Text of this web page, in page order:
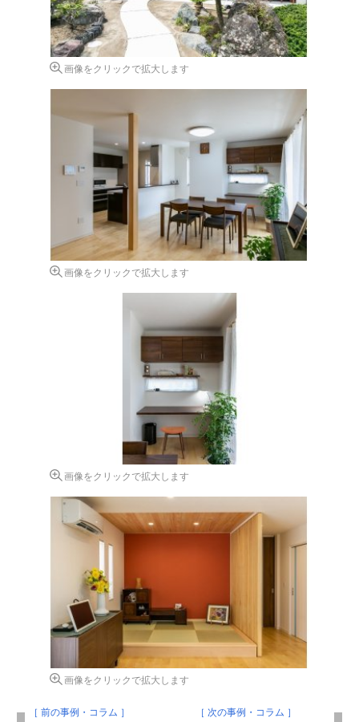
画像をクリックで拡大します
画像をクリックで拡大します
画像をクリックで拡大します
画像をクリックで拡大します
［ 前の事例・コラム ］
［ 次の事例・コラム ］